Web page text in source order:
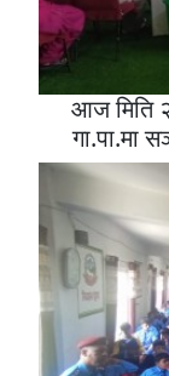
आज मिति
गा.पा.मा